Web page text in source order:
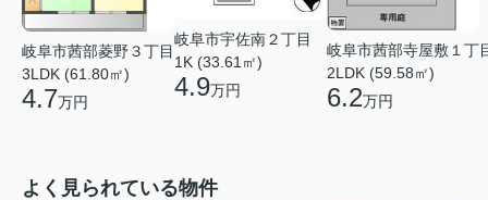
岐阜市茜部菱野３丁目
3LDK (61.80㎡)
4.7万円
岐阜市宇佐南２丁目
1K (33.61㎡)
4.9万円
岐阜市茜部寺屋敷１丁
2LDK (59.58㎡)
6.2万円
よく見られている物件